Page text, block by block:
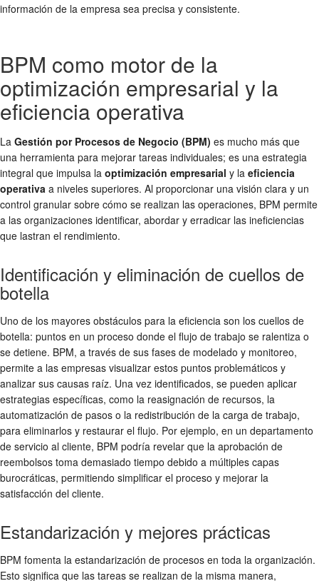
información de la empresa sea precisa y consistente.
BPM como motor de la
optimización empresarial y la
eficiencia operativa
La Gestión por Procesos de Negocio (BPM) es mucho más que
una herramienta para mejorar tareas individuales; es una estrategia
integral que impulsa la optimización empresarial y la eficiencia
operativa a niveles superiores. Al proporcionar una visión clara y un
control granular sobre cómo se realizan las operaciones, BPM permite
a las organizaciones identificar, abordar y erradicar las ineficiencias
que lastran el rendimiento.
Identificación y eliminación de cuellos de
botella
Uno de los mayores obstáculos para la eficiencia son los cuellos de
botella: puntos en un proceso donde el flujo de trabajo se ralentiza o
se detiene. BPM, a través de sus fases de modelado y monitoreo,
permite a las empresas visualizar estos puntos problemáticos y
analizar sus causas raíz. Una vez identificados, se pueden aplicar
estrategias específicas, como la reasignación de recursos, la
automatización de pasos o la redistribución de la carga de trabajo,
para eliminarlos y restaurar el flujo. Por ejemplo, en un departamento
de servicio al cliente, BPM podría revelar que la aprobación de
reembolsos toma demasiado tiempo debido a múltiples capas
burocráticas, permitiendo simplificar el proceso y mejorar la
satisfacción del cliente.
Estandarización y mejores prácticas
BPM fomenta la estandarización de procesos en toda la organización.
Esto significa que las tareas se realizan de la misma manera,